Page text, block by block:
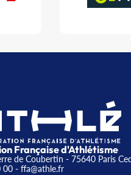
Française d'Athlétisme
de Coubertin - 75640 Paris
00- ffa@athle.fr